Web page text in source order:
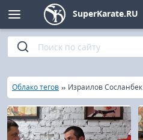
SuperKarate.RU
Главная
»
Облако тегов » Израилов Сосланбек
Киокушинкай
Кёкусин (IFK)
Шинкиокушинкай
Кекусин-кан
Фото
Видео
Интервью
Статьи
Уроки каратэ
Файлы
Библиотека